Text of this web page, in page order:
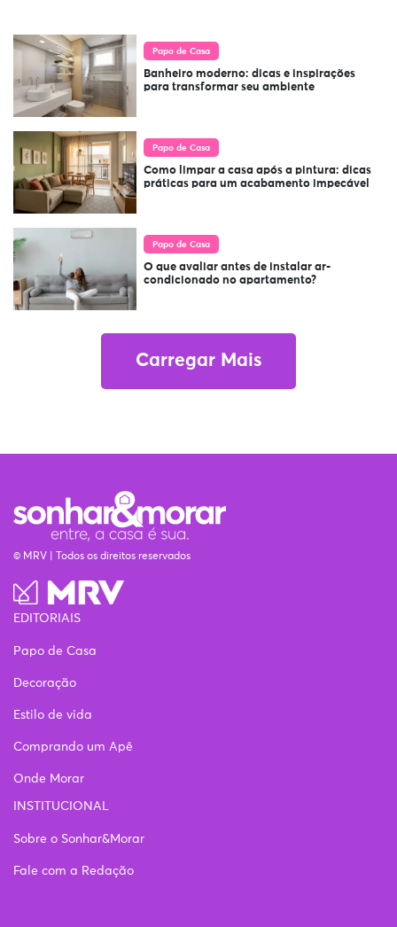
Papo de Casa
Banheiro moderno: dicas e inspirações
para transformar seu ambiente
Papo de Casa
Como limpar a casa após a pintura: dicas
práticas para um acabamento impecável
Papo de Casa
O que avaliar antes de instalar ar-
condicionado no apartamento?
Carregar Mais
© MRV | Todos os direitos reservados
EDITORIAIS
Papo de Casa
Decoração
Estilo de vida
Comprando um Apê
Onde Morar
INSTITUCIONAL
Sobre o Sonhar&Morar
Fale com a Redação